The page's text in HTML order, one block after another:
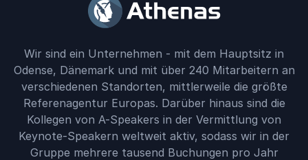
Wir sind ein Unternehmen - mit dem Hauptsitz in
Odense, Dänemark und mit über 240 Mitarbeitern an
verschiedenen Standorten, mittlerweile die größte
Referenagentur Europas. Darüber hinaus sind die
Kollegen von A-Speakers in der Vermittlung von
Keynote-Speakern weltweit aktiv, sodass wir in der
Gruppe mehrere tausend Buchungen pro Jahr